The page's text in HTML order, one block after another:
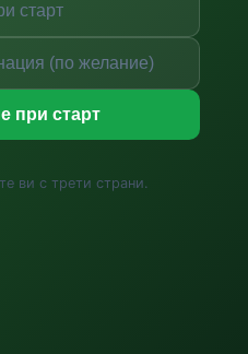
при старт
ви с трети страни.